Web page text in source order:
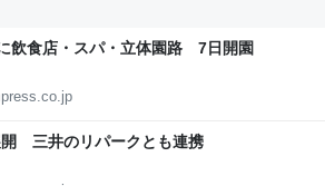
飲食店・スパ・立体園路 7日開園
開 三井のリパークとも連携